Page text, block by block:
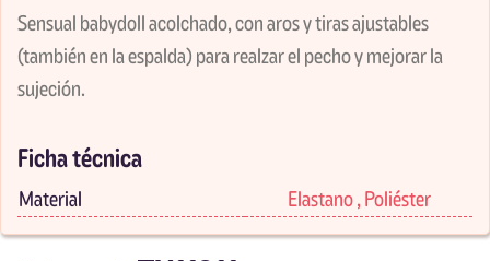
Sensual babydoll acolchado, con aros y tiras ajustables
(también en la espalda) para realzar el pecho y mejorar la
sujeción.
Ficha técnica
Material Elastano , Poliéster